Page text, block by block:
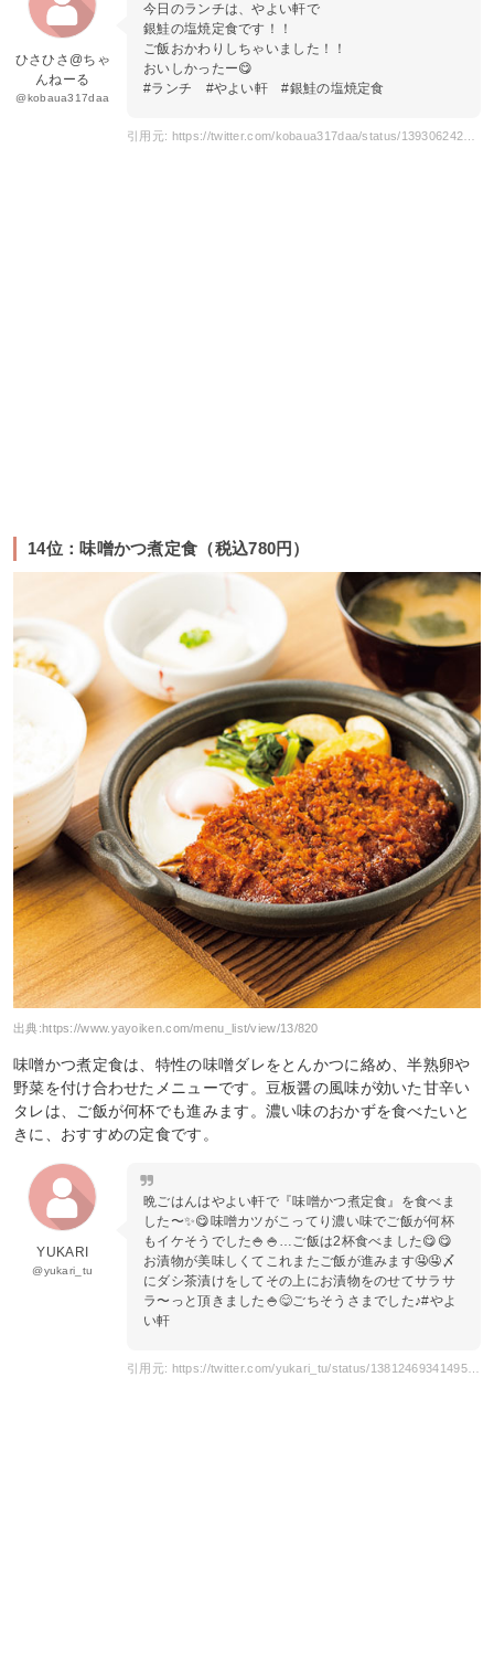
ひさひさ@ちゃ
んねーる
@kobaua317daa
今日のランチは、やよい軒で
銀鮭の塩焼定食です！！
ご飯おかわりしちゃいました！！
おいしかったー😋
#ランチ #やよい軒 #銀鮭の塩焼定食
14位：味噌かつ煮定食（税込780円）
出典:https://www.yayoiken.com/menu_list/view/13/820
味噌かつ煮定食は、特性の味噌ダレをとんかつに絡め、半熟卵や
野菜を付け合わせたメニューです。豆板醤の風味が効いた甘辛い
タレは、ご飯が何杯でも進みます。濃い味のおかずを食べたいと
きに、おすすめの定食です。
YUKARI
@yukari_tu
晩ごはんはやよい軒で『味噌かつ煮定食』を食べま
した〜✨😋味噌カツがこってり濃い味でご飯が何杯
もイケそうでした🍚🍚…ご飯は2杯食べました😋😋
お漬物が美味しくてこれまたご飯が進みます🤤🤤〆
にダシ茶漬けをしてその上にお漬物をのせてサラサ
ラ〜っと頂きました🍚😋ごちそうさまでした♪#やよ
い軒
引用元: https://twitter.com/yukari_tu/status/1381246934149554178